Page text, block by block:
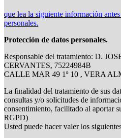
que lea la siguiente información
personales.
Protección de datos personales.
Responsable del tratamiento: D.
CERVANTES, 75224984B
CALLE MAR 49 1º 10 , VERA
La finalidad del tratamiento de sus
consultas y/o solicitudes de
consentimiento, facilitado al aportar
RGPD)
Usted puede hacer valer los